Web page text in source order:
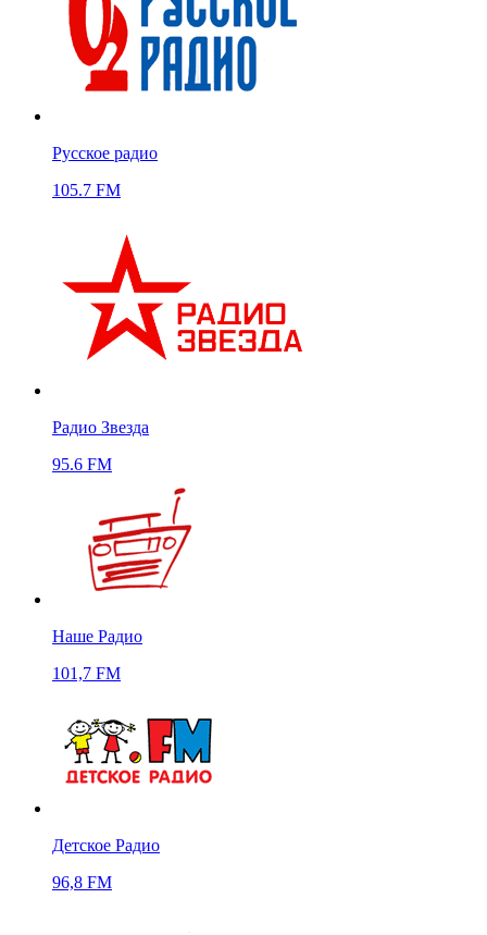
Русское радио
105.7 FM
Радио Звезда
95.6 FM
Наше Радио
101,7 FM
Детское Радио
96,8 FM